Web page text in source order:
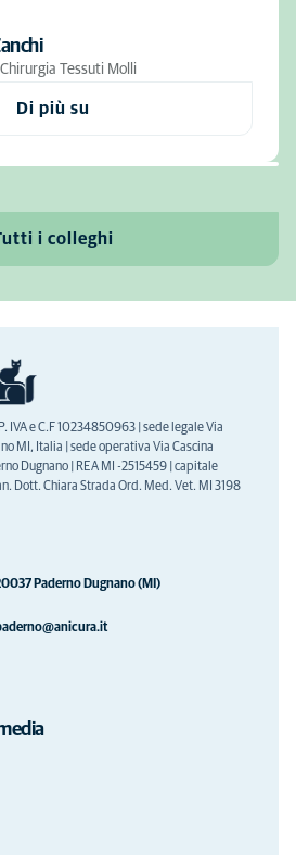
Tessuti Molli
Di più su
i colleghi
IVA e C.F 10234850963 | sede legale Via
MI, Italia | sede operativa Via Cascina
Dugnano | REA MI -2515459 | capitale
Dott. Chiara Strada Ord. Med. Vet. MI 3198
Paderno Dugnano (MI)